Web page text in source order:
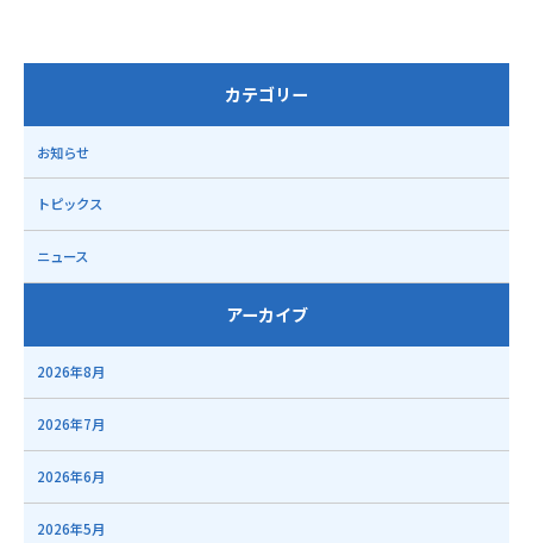
カテゴリー
お知らせ
トピックス
ニュース
アーカイブ
2026年8月
2026年7月
2026年6月
2026年5月